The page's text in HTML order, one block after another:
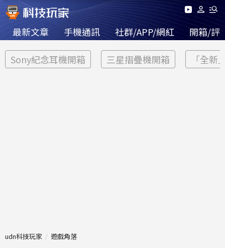
最新文章 手機通訊 社群/APP/網紅 開箱/評
Sony紀念耳機開箱 三星摺疊機開箱 「全新
udn科技玩家 遊戲角落